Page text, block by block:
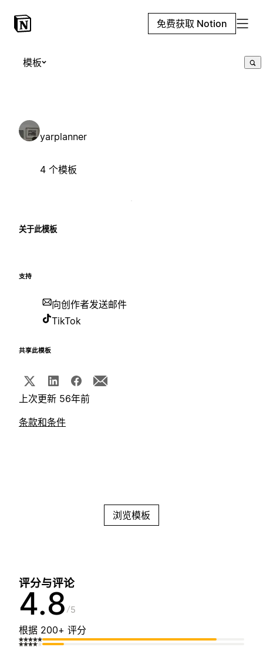
免费获取 Notion
模板
yarplanner
4 个模板
关于此模板
支持
向创作者发送邮件
TikTok
共享此模板
上次更新 56年前
条款和条件
浏览模板
评分与评论
4.8 5
根据 200+ 评分